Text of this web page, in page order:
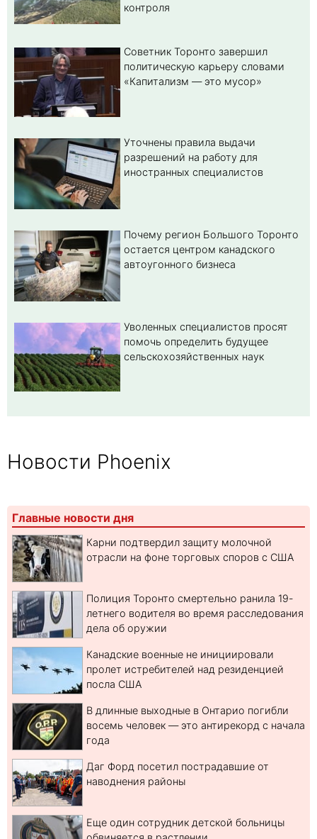
контроля
Советник Торонто завершил
политическую карьеру словами
«Капитализм — это мусор»
Уточнены правила выдачи
разрешений на работу для
иностранных специалистов
Почему регион Большого Торонто
остается центром канадского
автоугонного бизнеса
Уволенных специалистов просят
помочь определить будущее
сельскохозяйственных наук
Новости Phoenix
Главные новости дня
Карни подтвердил защиту молочной
отрасли на фоне торговых споров с США
Полиция Торонто смертельно ранила 19-
летнего водителя во время расследования
дела об оружии
Канадские военные не инициировали
пролет истребителей над резиденцией
посла США
В длинные выходные в Онтарио погибли
восемь человек — это антирекорд с начала
года
Даг Форд посетил пострадавшие от
наводнения районы
Еще один сотрудник детской больницы